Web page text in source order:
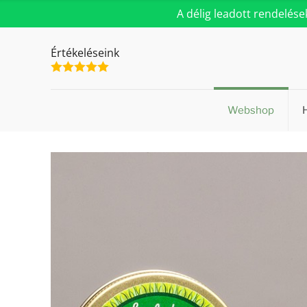
A délig leadott
Értékeléseink
Webshop